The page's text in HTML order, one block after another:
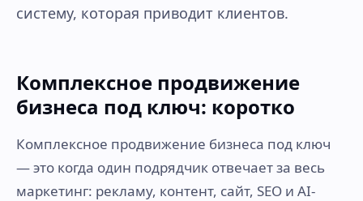
систему, которая приводит клиентов.
Комплексное продвижение
бизнеса под ключ: коротко
Комплексное продвижение бизнеса под ключ
— это когда один подрядчик отвечает за весь
маркетинг: рекламу, контент, сайт, SEO и AI-